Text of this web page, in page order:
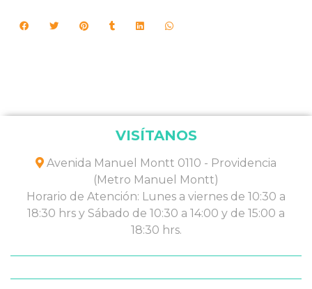
VISÍTANOS
Avenida Manuel Montt 0110 - Providencia
(Metro Manuel Montt)
Horario de Atención: Lunes a viernes de 10:30 a
18:30 hrs y Sábado de 10:30 a 14:00 y de 15:00 a
18:30 hrs.